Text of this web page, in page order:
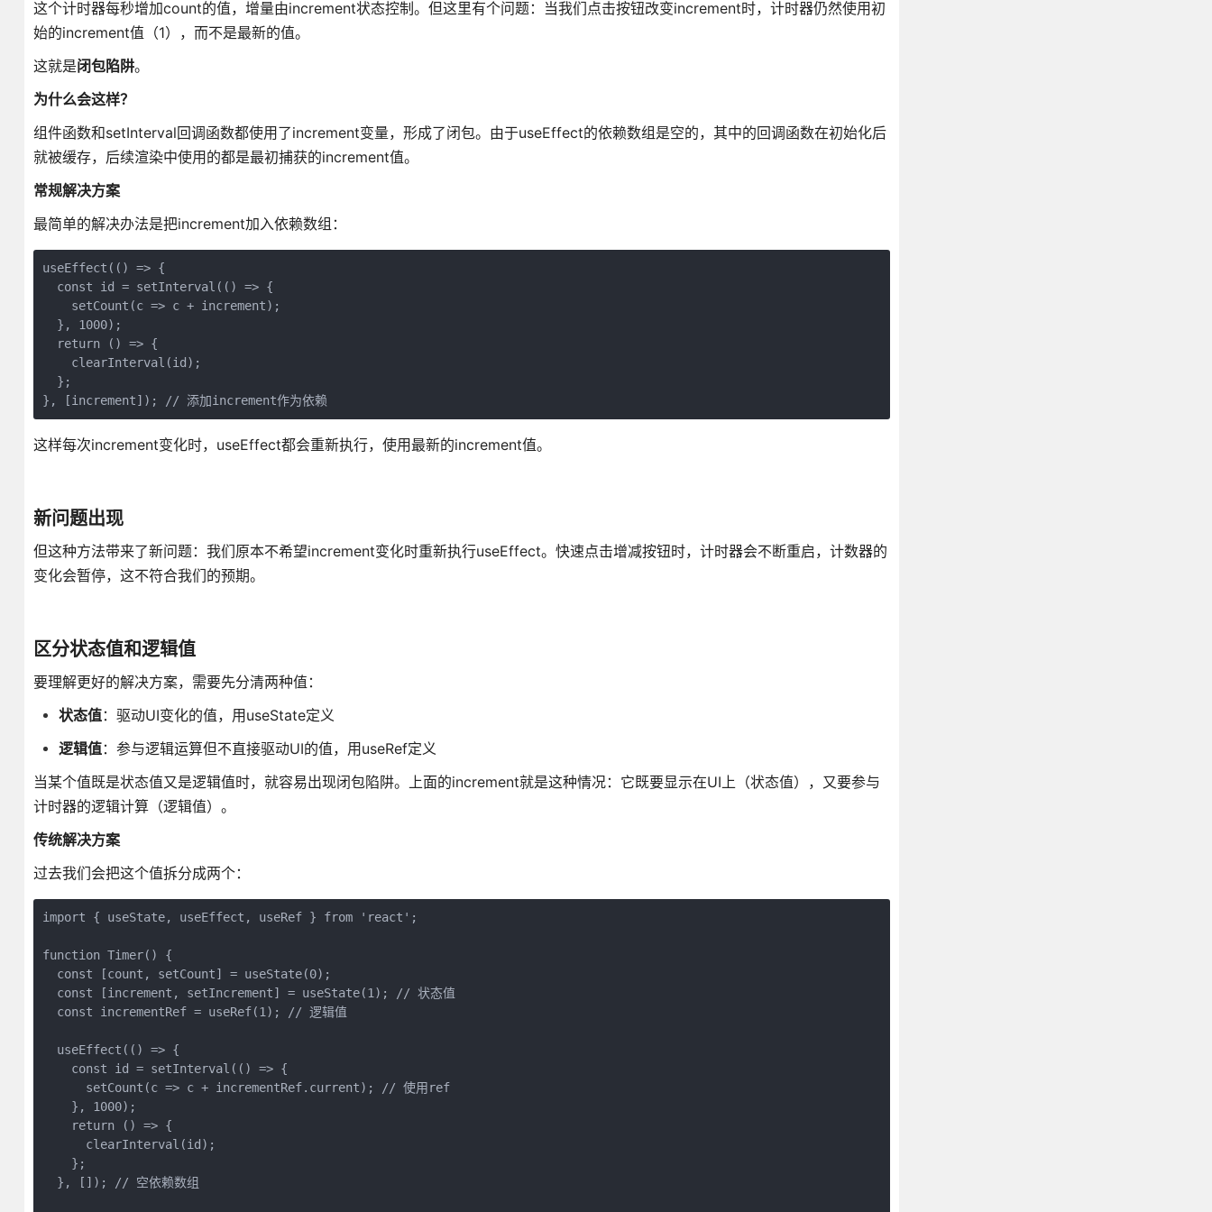
这个计时器每秒增加count的值，增量由increment状态控制。但这里有个问题：当我们点击按钮改变increment时，计时器仍然使用初
始的increment值（1），而不是最新的值。
这就是闭包陷阱。
为什么会这样？
组件函数和setInterval回调函数都使用了increment变量，形成了闭包。由于useEffect的依赖数组是空的，其中的回调函数在初始化后
就被缓存，后续渲染中使用的都是最初捕获的increment值。
常规解决方案
最简单的解决办法是把increment加入依赖数组：
useEffect(() => {
  const id = setInterval(() => {
    setCount(c => c + increment);
  }, 1000);
  return () => {
    clearInterval(id);
  };
}, [increment]); // 添加increment作为依赖
这样每次increment变化时，useEffect都会重新执行，使用最新的increment值。
新问题出现
但这种方法带来了新问题：我们原本不希望increment变化时重新执行useEffect。快速点击增减按钮时，计时器会不断重启，计数器的
变化会暂停，这不符合我们的预期。
区分状态值和逻辑值
要理解更好的解决方案，需要先分清两种值：
状态值：驱动UI变化的值，用useState定义
逻辑值：参与逻辑运算但不直接驱动UI的值，用useRef定义
当某个值既是状态值又是逻辑值时，就容易出现闭包陷阱。上面的increment就是这种情况：它既要显示在UI上（状态值），又要参与
计时器的逻辑计算（逻辑值）。
传统解决方案
过去我们会把这个值拆分成两个：
import { useState, useEffect, useRef } from 'react';
function Timer() {
  const [count, setCount] = useState(0);
  const [increment, setIncrement] = useState(1); // 状态值
  const incrementRef = useRef(1); // 逻辑值
  useEffect(() => {
    const id = setInterval(() => {
      setCount(c => c + incrementRef.current); // 使用ref
    }, 1000);
    return () => {
      clearInterval(id);
    };
  }, []); // 空依赖数组